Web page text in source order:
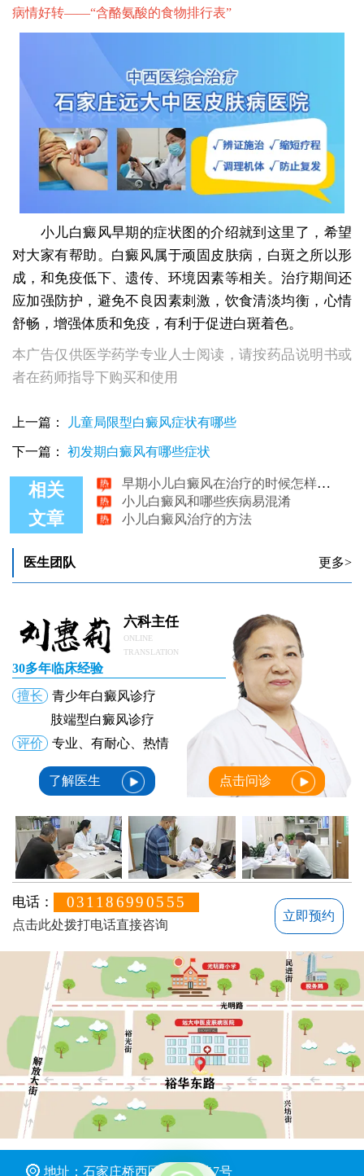
病情好转——“含酪氨酸的食物排行表”
小儿白癜风早期的症状图的介绍就到这里了，希望
对大家有帮助。白癜风属于顽固皮肤病，白斑之所以形
成，和免疫低下、遗传、环境因素等相关。治疗期间还
应加强防护，避免不良因素刺激，饮食清淡均衡，心情
舒畅，增强体质和免疫，有利于促进白斑着色。
本广告仅供医学药学专业人士阅读，请按药品说明书或
者在药师指导下购买和使用
上一篇： 儿童局限型白癜风症状有哪些
下一篇： 初发期白癜风有哪些症状
相关
文章
河北白癜风医院讲解小儿白癜风的治疗和保健
小儿白癜风和哪些疾病易混淆
小儿白癜风治疗的方法
小儿白癜风能自愈吗
医生团队
更多>
六科主任
ONLINE
TRANSLATION
30多年临床经验
擅长
青少年白癜风诊疗
肢端型白癜风诊疗
评价
专业、有耐心、热情
了解医生 点击问诊
电话： 031186990555
点击此处拨打电话直接咨询
立即预约
地址：石家庄桥西区裕华东路7号
不方便沟通的话，可以留下您的联系方式，稍后联系您